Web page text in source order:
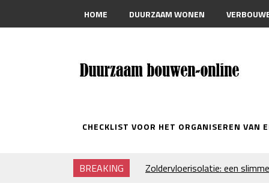
HOME DUURZAAM WONEN
CHECKLIST VOOR HET ORGANISEREN VAN
BREAKING
Zoldervloerisolatie: een